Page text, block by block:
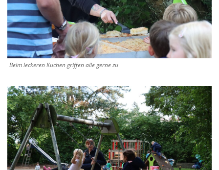
Beim leckeren Kuchen griffen alle gerne zu